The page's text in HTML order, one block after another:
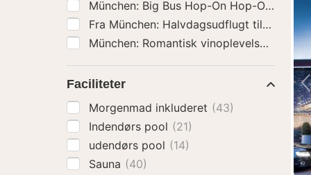
Faciliteter
Morgenmad inkluderet (43)
Indendørs pool (21)
udendørs pool (14)
Sauna (40)